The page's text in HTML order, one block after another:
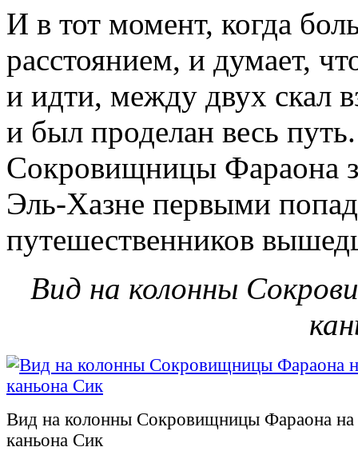
И в тот момент, когда
расстоянием, и думает,
и идти, между двух скал
и был проделан весь
Сокровищницы Фараона
Эль-Хазне первыми
путешественников
Вид на колонны
Вид на колонны Сокровищницы Фараона на
каньона Сик